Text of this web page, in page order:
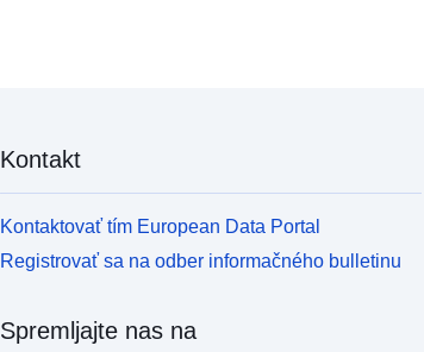
Kontakt
Kontaktovať tím European Data Portal
Registrovať sa na odber informačného bulletinu
Spremljajte nas na